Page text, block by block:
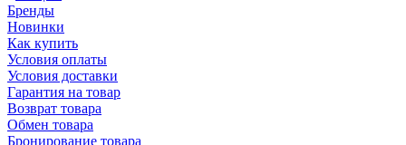
Бренды
Новинки
Как купить
Условия оплаты
Условия доставки
Гарантия на товар
Возврат товара
Обмен товара
Бронирование товара